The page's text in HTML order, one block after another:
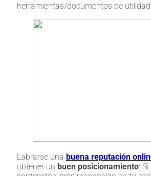
herramientas/documentos de
Labrarse una buena reputación
obtener un buen posicionamiento: